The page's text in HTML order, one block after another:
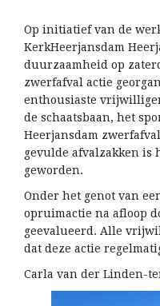
Op initiatief van de
KerkHeerjansdam
duurzaamheid op
zwerfafval actie
enthousiaste
de schaatsbaan, het
Heerjansdam
gevulde afvalzakken is
geworden.
Onder het genot van
opruimactie na afloop
geevalueerd. Alle
dat deze actie
Carla van der Linden-